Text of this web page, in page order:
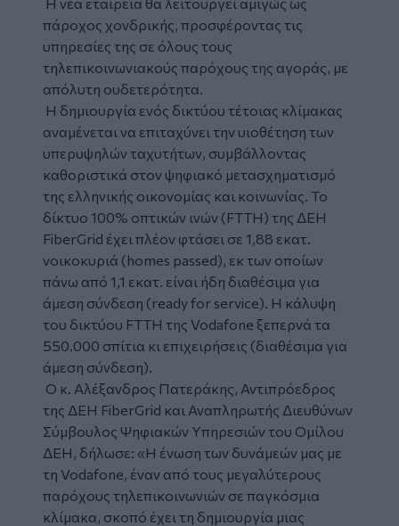
πάροχος χονδρικής, προσφέροντας τις
υπηρεσίες της σε όλους τους
τηλεπικοινωνιακούς παρόχους της αγοράς, με
απόλυτη ουδετερότητα.
Η δημιουργία ενός δικτύου τέτοιας κλίμακας
αναμένεται να επιταχύνει την υιοθέτηση των
υπερυψηλών ταχυτήτων, συμβάλλοντας
καθοριστικά στον ψηφιακό μετασχηματισμό
της ελληνικής οικονομίας και κοινωνίας. Το
δίκτυο 100% οπτικών ινών (FTTH) της ΔΕΗ
FiberGrid έχει πλέον φτάσει σε 1,88 εκατ.
νοικοκυριά (homes passed), εκ των οποίων
πάνω από 1,1 εκατ. είναι ήδη διαθέσιμα για
άμεση σύνδεση (ready for service). Η κάλυψη
του δικτύου FTTH της Vodafone ξεπερνά τα
550.000 σπίτια κι επιχειρήσεις (διαθέσιμα για
άμεση σύνδεση).
Ο κ. Αλέξανδρος Πατεράκης, Αντιπρόεδρος
της ΔΕΗ FiberGrid και Αναπληρωτής Διευθύνων
Σύμβουλος Ψηφιακών Υπηρεσιών του Ομίλου
ΔΕΗ, δήλωσε: «Η ένωση των δυνάμεών μας με
τη Vodafone, έναν από τους μεγαλύτερους
παρόχους τηλεπικοινωνιών σε παγκόσμια
κλίμακα, σκοπό έχει τη δημιουργία μιας